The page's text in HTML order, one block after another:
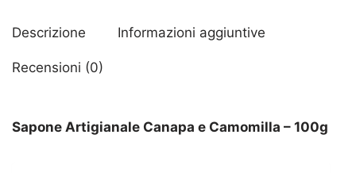
Descrizione Informazioni aggiuntive
Recensioni (0)
Sapone Artigianale Canapa e Camomilla – 100g